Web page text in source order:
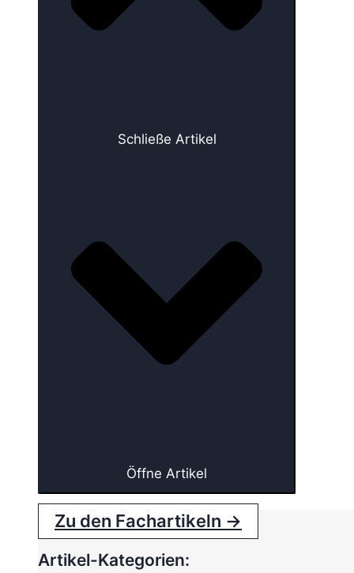
Schließe Artikel
Öffne Artikel
Zu den Fachartikeln →
Artikel-Kategorien: